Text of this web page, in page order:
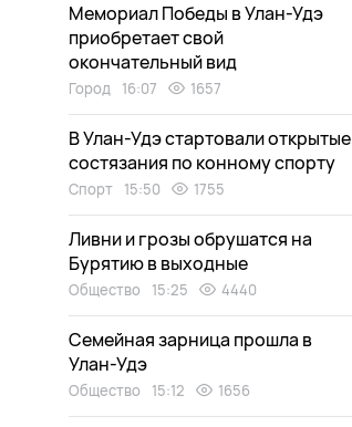
Мемориал Победы в Улан-Удэ
приобретает свой
окончательный вид
Город 16:07 1657
В Улан-Удэ стартовали открытые
состязания по конному спорту
Спорт 15:50 1755
Ливни и грозы обрушатся на
Бурятию в выходные
Общество 15:25 4440
Семейная зарница прошла в
Улан-Удэ
Общество 15:12 1656